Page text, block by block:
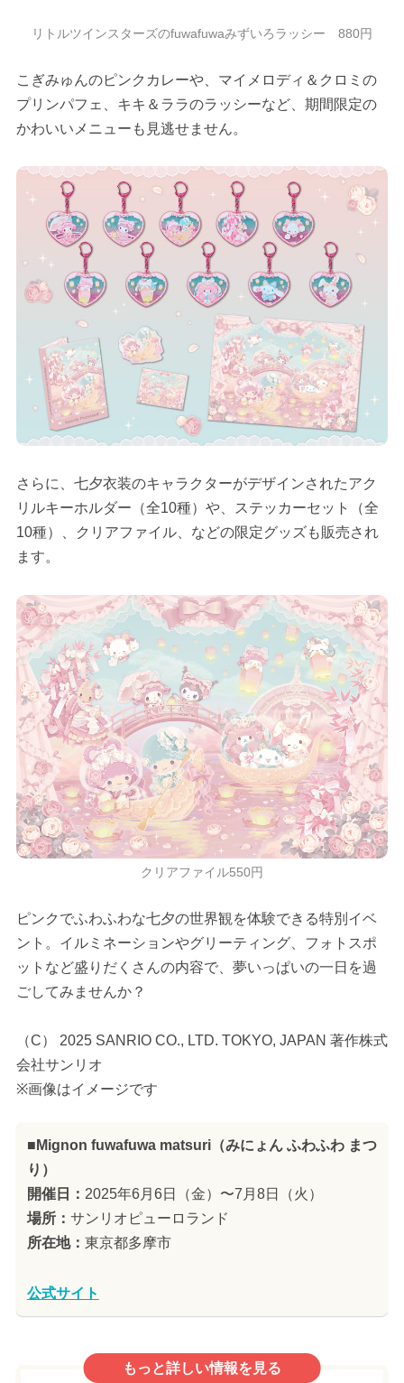
リトルツインスターズのfuwafuwaみずいろラッシー 880円
こぎみゅんのピンクカレーや、マイメロディ＆クロミの
プリンパフェ、キキ＆ララのラッシーなど、期間限定の
かわいいメニューも見逃せません。
さらに、七夕衣装のキャラクターがデザインされたアク
リルキーホルダー（全10種）や、ステッカーセット（全
10種）、クリアファイル、などの限定グッズも販売され
ます。
クリアファイル550円
ピンクでふわふわな七夕の世界観を体験できる特別イベ
ント。イルミネーションやグリーティング、フォトスポ
ットなど盛りだくさんの内容で、夢いっぱいの一日を過
ごしてみませんか？
（C） 2025 SANRIO CO., LTD. TOKYO, JAPAN 著作株式
会社サンリオ
※画像はイメージです
■Mignon fuwafuwa matsuri（みにょん ふわふわ まつ
り）
開催日： 2025年6月6日（金）〜7月8日（火）
場所： サンリオピューロランド
所在地： 東京都多摩市
公式サイト
もっと詳しい情報を見る